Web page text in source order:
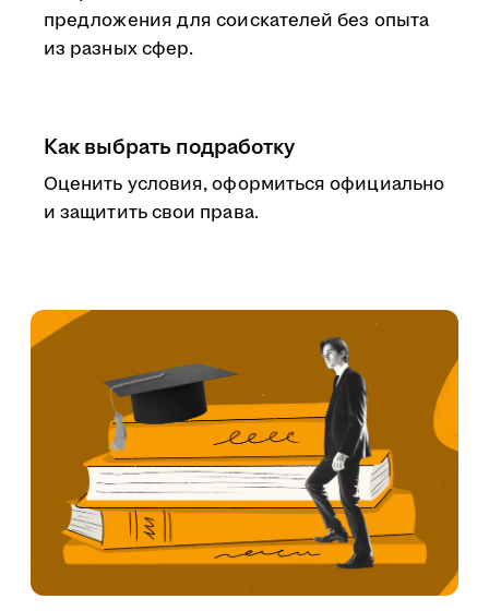
предложения для соискателей без опыта
из разных сфер.
Как выбрать подработку
Оценить условия, оформиться официально
и защитить свои права.